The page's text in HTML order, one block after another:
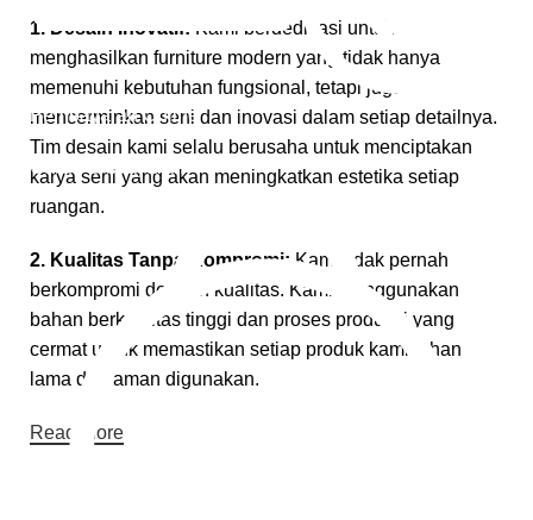
1. Desain Inovatif: Kami berdedikasi untuk
menghasilkan furniture modern yang tidak hanya
memenuhi kebutuhan fungsional, tetapi juga
mencerminkan seni dan inovasi dalam setiap detailnya.
Tim desain kami selalu berusaha untuk menciptakan
karya seni yang akan meningkatkan estetika setiap
ruangan.
2. Kualitas Tanpa Kompromi: Kami tidak pernah
berkompromi dengan kualitas. Kami menggunakan
bahan berkualitas tinggi dan proses produksi yang
cermat untuk memastikan setiap produk kami tahan
lama dan aman digunakan.
Read More
Pembayaran Online
Cara Pembayaran